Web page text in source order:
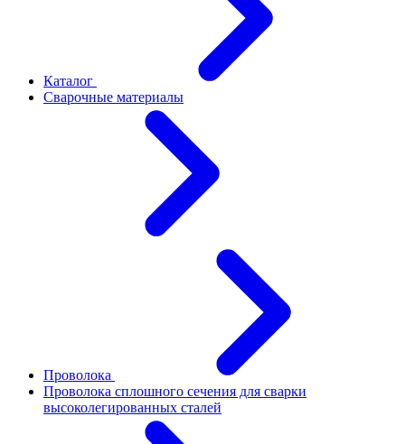
Каталог
Сварочные материалы
Проволока
Проволока сплошного сечения для сварки
высоколегированных сталей